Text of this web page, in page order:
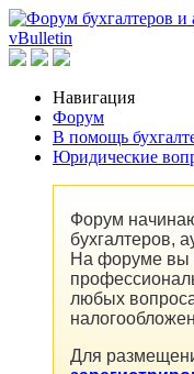
Навигация
Форум
В помощь
Юридические
Форум
бухгалтеров,
На форуме вы
любых
Для